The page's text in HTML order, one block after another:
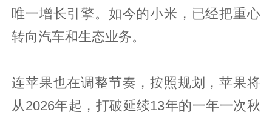
唯一增长引擎。如今的小米，已经把重心
转向汽车和生态业务。
连苹果也在调整节奏，按照规划，苹果将
从2026年起，打破延续13年的一年一次秋